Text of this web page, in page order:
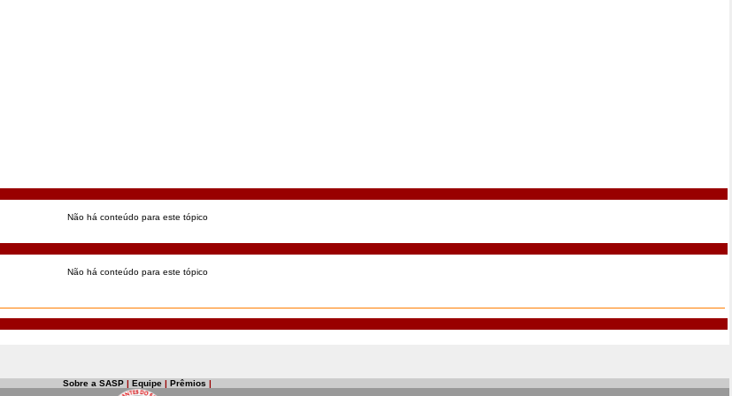
Não há conteúdo para este tópico
Não há conteúdo para este tópico
Sobre a SASP | Equipe | Prêmios |